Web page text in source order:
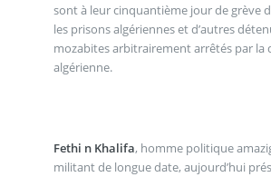
sont à leur cinquantième jour de grève
les prisons algériennes et d’autres
mozabites arbitrairement arrêtés par la
algérienne.
Fethi n Khalifa, homme politique
militant de longue date, aujourd’hui